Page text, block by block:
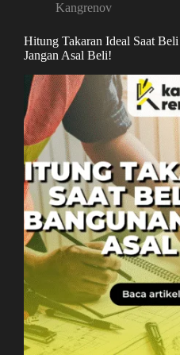
Kangrenov
Hitung Takaran Ideal Saat
Jangan Asal Beli!